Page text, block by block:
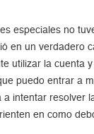
especiales no
en un verdadero
utilizar la
puedo entrar a
intentar
en como